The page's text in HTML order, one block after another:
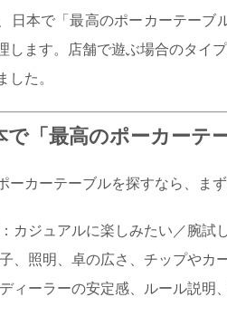
日本で「最高のポーカーテーブ
します。店舗で遊ぶ場合のタイ
した。
で「最高のポーカーテ
ーカーテーブルを探すなら、ま
：カジュアルに楽しみたい／腕試
子、照明、卓の広さ、チップやカ
ディーラーの安定感、ルール説明